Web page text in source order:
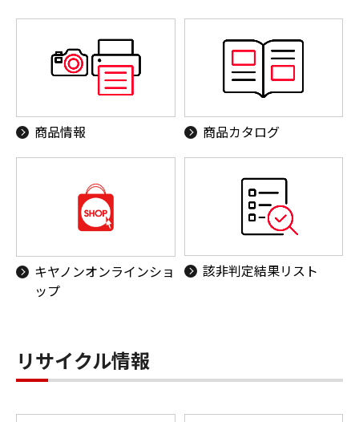
商品情報 商品カタログ
キヤノンオンラインショ
ップ
該非判定結果リスト
リサイクル情報